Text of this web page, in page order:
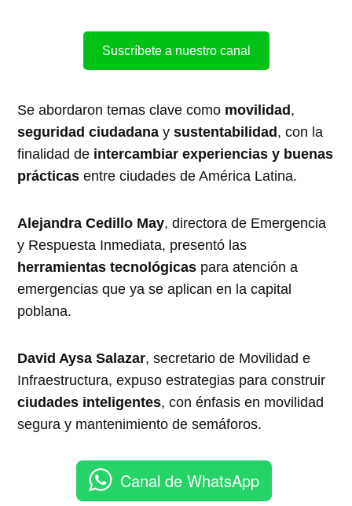
Suscríbete a nuestro canal
Se abordaron temas clave como movilidad,
seguridad ciudadana ysustentabilidad, con la
finalidad de intercambiar experiencias y buenas
prácticas entre ciudades de América Latina.
Alejandra Cedillo May, directora de Emergencia
y Respuesta Inmediata, presentó las
herramientas tecnológicas para atención a
emergencias que ya se aplican en la capital
poblana.
David Aysa Salazar, secretario de Movilidad e
Infraestructura, expuso estrategias para construir
ciudades inteligentes, con énfasis en movilidad
segura y mantenimiento de semáforos.
Canal de WhatsApp